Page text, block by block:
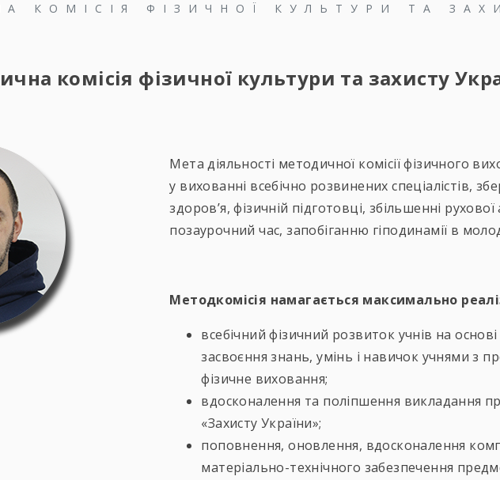
КОМІСІЯ ФІЗИЧНОЇ КУЛЬТУРИ ТА
комісія фізичної культури та захисту
Мета діяльності методичної комісії фізичного
у вихованні всебічно розвинених спеціалістів,
здоров’я, фізичній підготовці, збільшенні
позаурочний час, запобіганню гіподинамії в
Методкомісія намагається максимально
всебічний фізичний розвиток учнів на
засвоєння знань, умінь і навичок учнями з
фізичне виховання;
вдосконалення та поліпшення викладання
«Захисту України»;
поповнення, оновлення, вдосконалення
матеріально-технічного забезпечення